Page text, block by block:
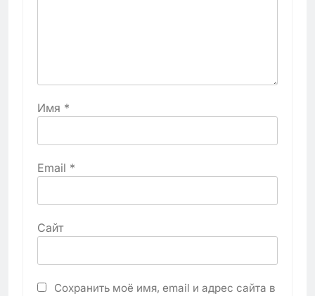
Имя *
Email *
Сайт
Сохранить моё имя, email и адрес сайта в